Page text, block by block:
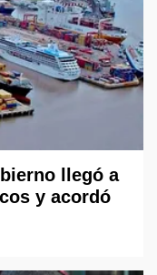
llegó a
y acordó